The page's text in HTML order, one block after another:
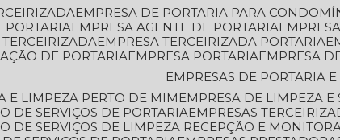
EMPRESA DE PORTARIA PARA
PORTARIA
EMPRESA AGENTE DE PORTARIA
TERCEIRIZADA
EMPRESA TERCEIRIZADA PORTARIA
DE PORTARIA
EMPRESA PORTARIA
EMPRESA
EMPRESAS DE PORTARIA
E LIMPEZA PERTO DE MIM
EMPRESA DE LIMPEZA
DE SERVIÇOS DE PORTARIA
EMPRESAS
DE SERVIÇOS DE LIMPEZA RECEPÇÃO E